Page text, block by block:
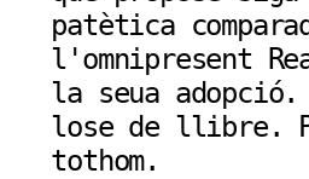
patètica
l'omnipresent
la seua adopció.
lose de llibre.
tothom.